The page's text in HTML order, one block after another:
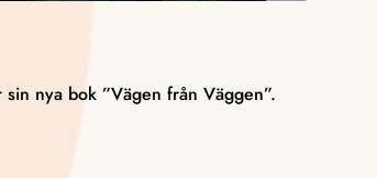
nya bok ”Vägen från Väggen”.